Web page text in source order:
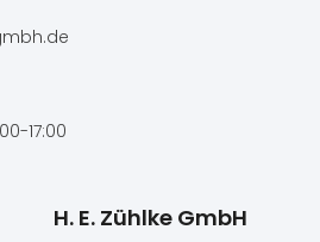
H. E. Zühlke GmbH
17:00